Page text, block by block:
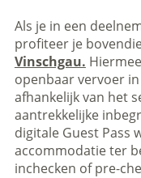
Als je in een
profiteer je
Vinschgau.
openbaar vervoer
afhankelijk van het
aantrekkelijke
digitale Guest Pass
accommodatie ter
inchecken of pre-